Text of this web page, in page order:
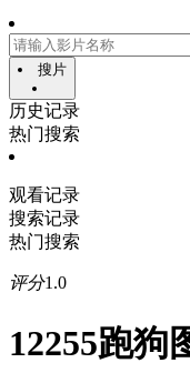
搜片
历史记录
热门搜索
观看记录
搜索记录
热门搜索
评分1.0
12255跑狗